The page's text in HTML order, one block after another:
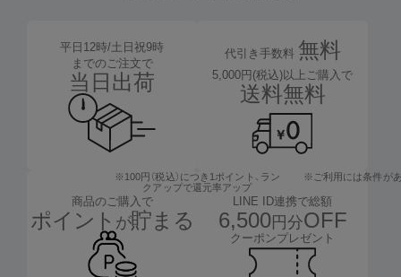
平日12時/土日祝9時
までのご注文で
当日出荷
代引き手数料 無料
5,000円(税込)以上ご購入で
送料無料
商品のご購入で
ポイント が貯まる
※100円（税込）につき1ポイント、 ラン
クアップで還元率アップ
LINE ID連携で総額
6,500円分OFF
クーポンプレゼント
※ご利用には条件が